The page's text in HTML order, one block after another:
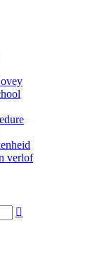
verlof
